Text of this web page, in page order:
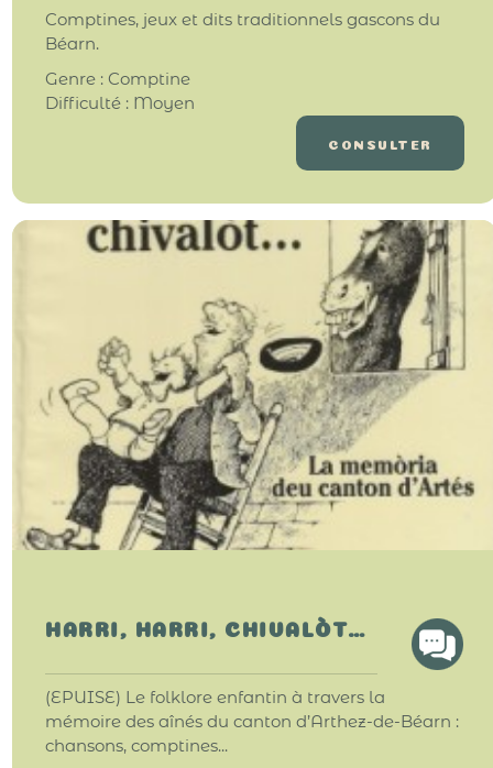
Comptines, jeux et dits traditionnels gascons du
Béarn.
Genre : Comptine
Difficulté : Moyen
CONSULTER
HARRI, HARRI, CHIVALÒT…
(EPUISE) Le folklore enfantin à travers la
mémoire des aînés du canton d’Arthez-de-Béarn :
chansons, comptines...